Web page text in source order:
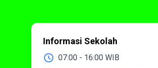
Informasi Sekolah
07:00 - 16:00 WIB